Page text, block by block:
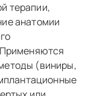
терапии,
анатомии
(виниры,